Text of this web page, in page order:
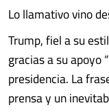
Lo llamativo vino
Trump, fiel a su
gracias a su apoyo
presidencia. La
prensa y un